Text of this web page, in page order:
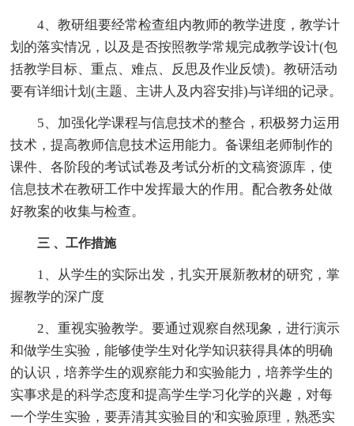
4、教研组要经常检查组内教师的教学进度，教学计
划的落实情况，以及是否按照教学常规完成教学设计(包
括教学目标、重点、难点、反思及作业反馈)。教研活动
要有详细计划(主题、主讲人及内容安排)与详细的记录。
5、加强化学课程与信息技术的整合，积极努力运用
技术，提高教师信息技术运用能力。备课组老师制作的
课件、各阶段的考试试卷及考试分析的文稿资源库，使
信息技术在教研工作中发挥最大的作用。配合教务处做
好教案的收集与检查。
三 、工作措施
1、从学生的实际出发，扎实开展新教材的研究，掌
握教学的深广度
2、重视实验教学。要通过观察自然现象，进行演示
和做学生实验，能够使学生对化学知识获得具体的明确
的认识，培养学生的观察能力和实验能力，培养学生的
实事求是的科学态度和提高学生学习化学的兴趣，对每
一个学生实验，要弄清其实验目的'和实验原理，熟悉实